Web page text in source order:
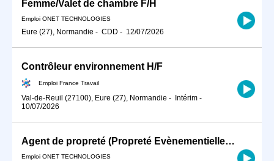
Femme/Valet de chambre F/H
Emploi ONET TECHNOLOGIES
Eure (27), Normandie - CDD - 12/07/2026
Contrôleur environnement H/F
Emploi France Travail
Val-de-Reuil (27100), Eure (27), Normandie - Intérim -
10/07/2026
Agent de propreté (Propreté Evènementielle) F/H
Emploi ONET TECHNOLOGIES